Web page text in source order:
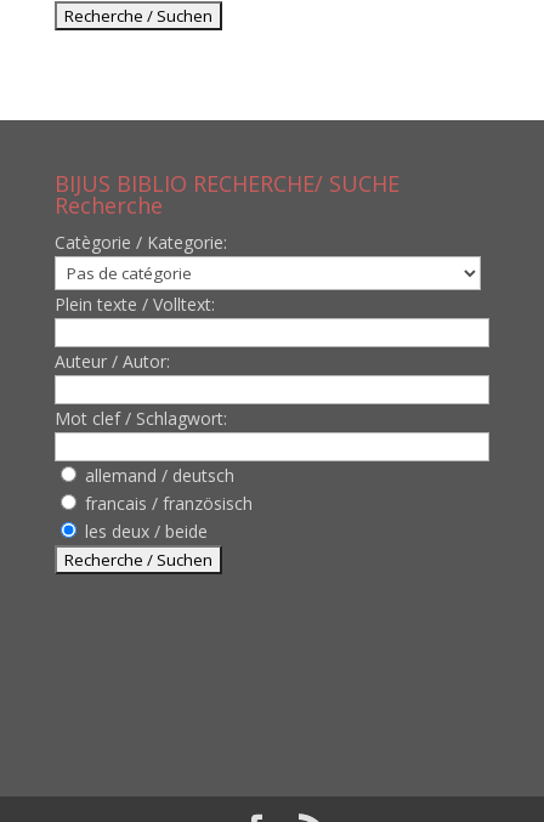
BIJUS BIBLIO RECHERCHE/ SUCHE
Recherche
Catègorie / Kategorie:
Plein texte / Volltext:
Auteur / Autor:
Mot clef / Schlagwort:
allemand / deutsch
francais / französisch
les deux / beide